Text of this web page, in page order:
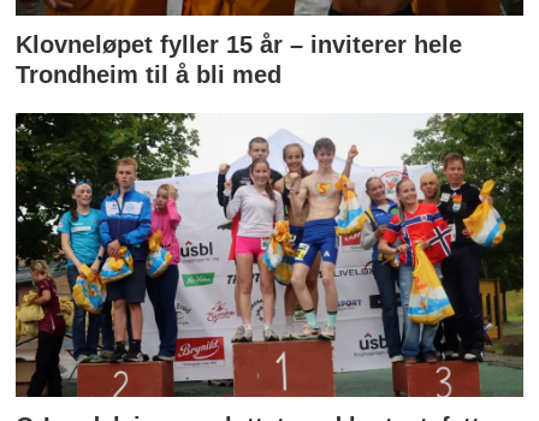
Klovneløpet fyller 15 år – inviterer hele
Trondheim til å bli med